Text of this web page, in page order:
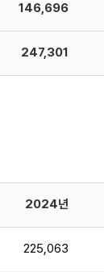
146,696
247,301
2024년
225,063